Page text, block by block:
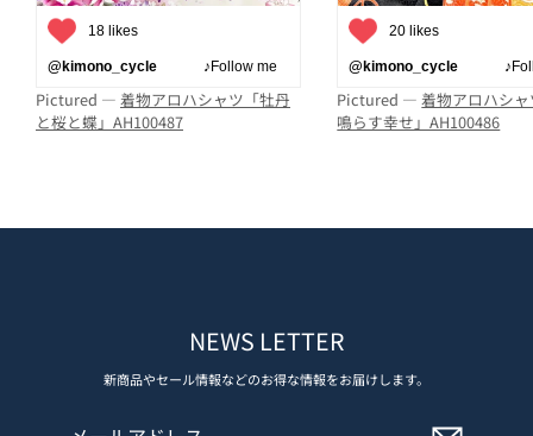
18 likes
@kimono_cycle ♪Follow me
Pictured — 着物アロハシャツ「牡丹
と桜と蝶」AH100487
20 likes
@kimono_cycle
Pictured —着物アロハシ
鳴らす幸せ」AH100486
NEWS LETTER
新商品やセール情報などのお得な情報をお届けします。